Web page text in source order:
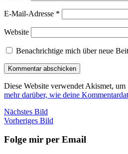
E-Mail-Adresse *
Website
Benachrichtige mich über neue
Diese Website verwendet Akismet, um
mehr darüber, wie deine
Nächstes Bild
Vorheriges Bild
Folge mir per Email